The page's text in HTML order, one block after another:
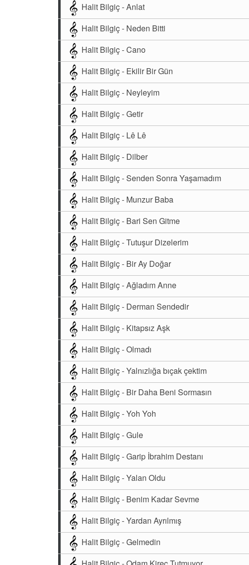
Halit Bilgiç - Anlat
Halit Bilgiç - Neden Bitti
Halit Bilgiç - Cano
Halit Bilgiç - Ekilir Bir Gün
Halit Bilgiç - Neyleyim
Halit Bilgiç - Getir
Halit Bilgiç - Lê Lê
Halit Bilgiç - Dilber
Halit Bilgiç - Senden Sonra Yaşamadım
Halit Bilgiç - Munzur Baba
Halit Bilgiç - Bari Sen Gitme
Halit Bilgiç - Tutuşur Dizelerim
Halit Bilgiç - Bir Ay Doğar
Halit Bilgiç - Ağladım Anne
Halit Bilgiç - Derman Sendedir
Halit Bilgiç - Kitapsız Aşk
Halit Bilgiç - Olmadı
Halit Bilgiç - Yalnızlığa bıçak çektim
Halit Bilgiç - Bir Daha Beni Sormasın
Halit Bilgiç - Yoh Yoh
Halit Bilgiç - Gule
Halit Bilgiç - Garip İbrahim Destanı
Halit Bilgiç - Yalan Oldu
Halit Bilgiç - Benim Kadar Sevme
Halit Bilgiç - Yardan Ayrılmış
Halit Bilgiç - Gelmedin